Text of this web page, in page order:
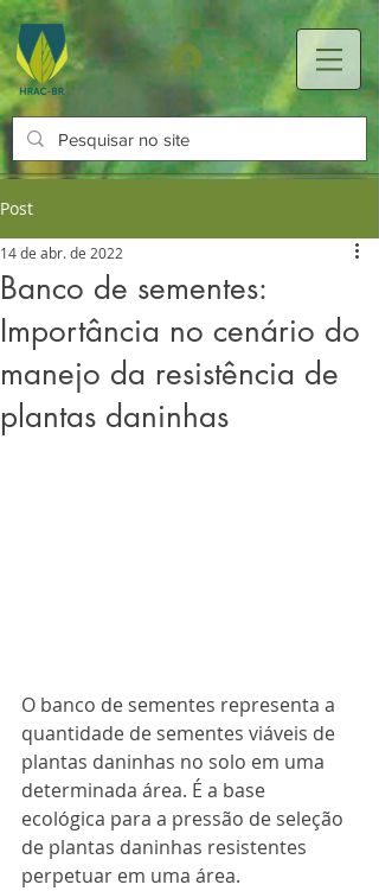
Login
Post
Banco de sementes:
Importância no cenário do
manejo da resistência de
plantas daninhas
14 de abr. de 2022
O banco de sementes representa a
quantidade de sementes viáveis de
plantas daninhas no solo em uma
determinada área. É a base
ecológica para a pressão de seleção
de plantas daninhas resistentes
perpetuar em uma área.